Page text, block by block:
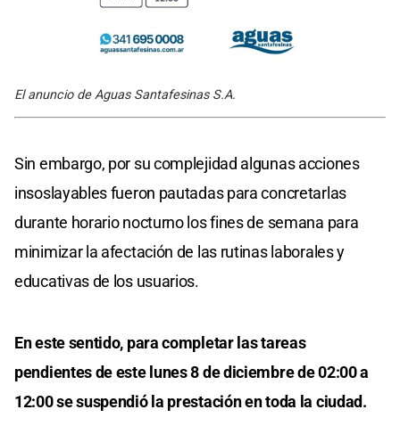
El anuncio de Aguas Santafesinas S.A.
Sin embargo, por su complejidad algunas acciones
insoslayables fueron pautadas para concretarlas
durante horario nocturno los fines de semana para
minimizar la afectación de las rutinas laborales y
educativas de los usuarios.
En este sentido, para completar las tareas
pendientes de este lunes 8 de diciembre de 02:00 a
12:00 se suspendió la prestación en toda la ciudad.